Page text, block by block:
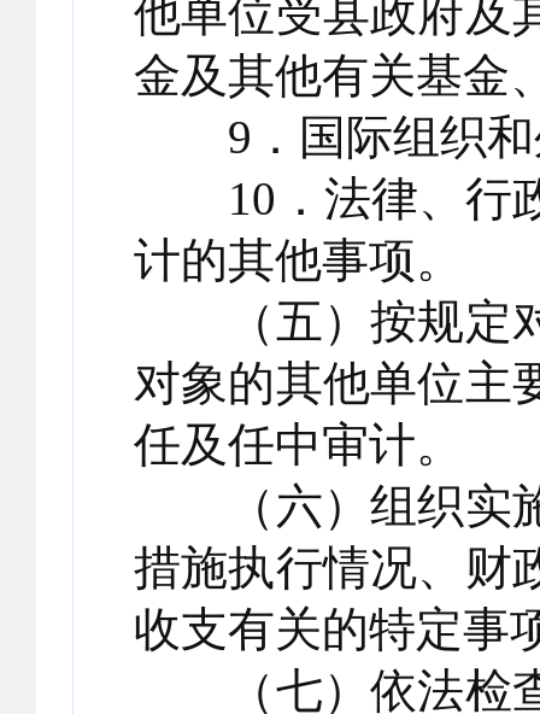
他单位受县政府及
金及其他有关基金
9．国际组织和
10．法律、行政
计的其他事项。
（五）按规定对
对象的其他单位主
任及任中审计。
（六）组织实施
措施执行情况、财
收支有关的特定事
（七）依法检查